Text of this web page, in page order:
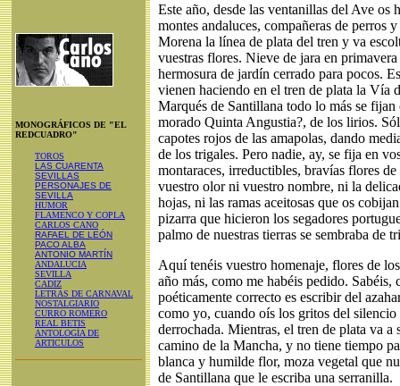
MONOGRÁFICOS DE "EL
REDCUADRO"
TOROS
LAS CUARENTA
SEVILLAS
PERSONAJES DE
SEVILLA
HUMOR
FLAMENCO Y COPLA
CARLOS CANO
RAFAEL DE LEÓN
PACO ALBA
ANTONIO MARTÍN
ANDALUCIA
SEVILLA
CADIZ
LETRAS DE CARNAVAL
NOSTALGIARIO
CURRO ROMERO
REAL BETIS
ANTOLOGÍA DE
ARTICULOS
Este año, desde las ventanillas del Ave os
montes andaluces, compañeras de perros
Morena la línea de plata del tren y va
vuestras flores. Nieve de jara en
hermosura de jardín cerrado para pocos.
vienen haciendo en el tren de plata la Vía
Marqués de Santillana todo lo más se fijan
morado Quinta Angustia?, de los lirios.
capotes rojos de las amapolas, dando
de los trigales. Pero nadie, ay, se fija en
montaraces, irreductibles, bravías flores
vuestro olor ni vuestro nombre, ni la
hojas, ni las ramas aceitosas que os
pizarra que hicieron los segadores
palmo de nuestras tierras se sembraba de
Aquí tenéis vuestro homenaje, flores de
año más, como me habéis pedido. Sabéis,
poéticamente correcto es escribir del
como yo, cuando oís los gritos del silencio
derrochada. Mientras, el tren de plata va a
camino de la Mancha, y no tiene tiempo
blanca y humilde flor, moza vegetal que
de Santillana que le escriba una serranilla.